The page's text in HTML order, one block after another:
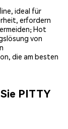
ideal für
erfordern
Hot
von
die am besten
PITTY